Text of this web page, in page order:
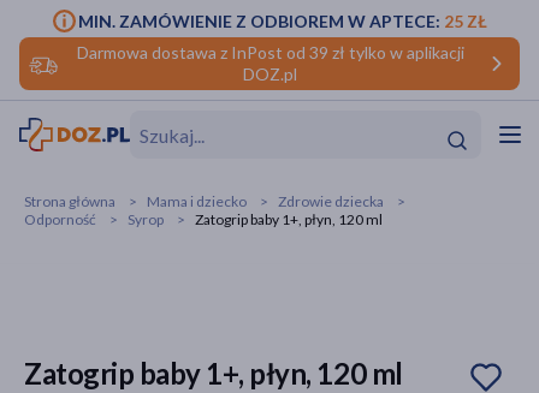
Darmowa dostawa z InPost od 39 zł tylko w aplikacji
DOZ.pl
MIN. ZAMÓWIENIE Z ODBIOREM W APTECE: 25 ZŁ
Strona główna Mama i dziecko
Zdrowie dziecka
Odporność
Syrop Zatogrip baby 1+, płyn, 120 ml
Zatogrip baby 1+, płyn, 120 ml